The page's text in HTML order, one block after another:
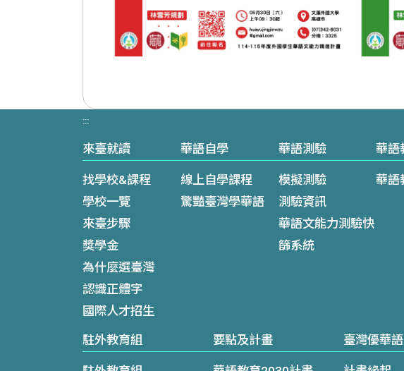
:::
來臺就讀
找學校&課程
學校一覽
來臺步驟
獎學金
為什麼選臺灣
認識正體字
國際人才招生
華語自學
線上自學課程
驚豔臺灣學華語
華語測驗
模擬測驗
測驗資訊
華語文能力測驗快
篩系統
華語
華語
駐外教育組 要點及計畫 臺灣優華語